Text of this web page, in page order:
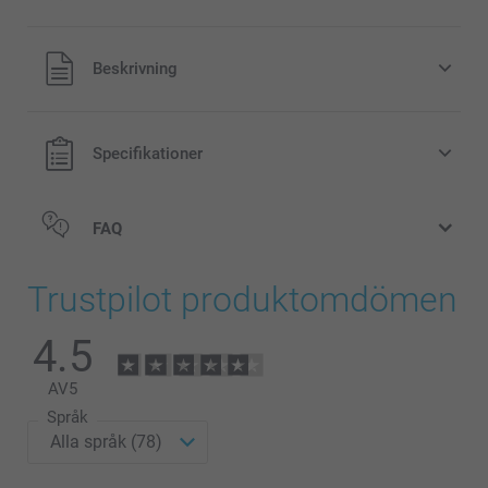
Alla priser är i svenska kronor (SEK), inklusive moms och
exklusive porto.
Beskrivning
Specifikationer
FAQ
Trustpilot produktomdömen
4.5
AV5
Språk